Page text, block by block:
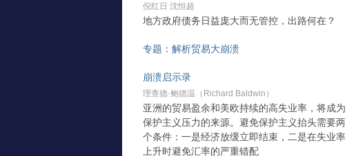
倪红日 沈恒超
地方政府债务日益庞大而无管控，出路何在？
专题：解析贸易大崩溃
崩溃启示录
理查德·鲍德温（Richard Baldwin）
亚洲的贸易盈余和美欧持续的高失业率，将成为
保护主义压力的来源。避免保护主义抬头需要两
个条件：一是经济放缓立即结束，二是在失业率
上升时避免汇率的严重错配